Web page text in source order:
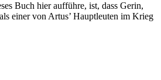
Buch hier aufführe, ist, dass Gerin,
einer von Artus’ Hauptleuten im Krieg